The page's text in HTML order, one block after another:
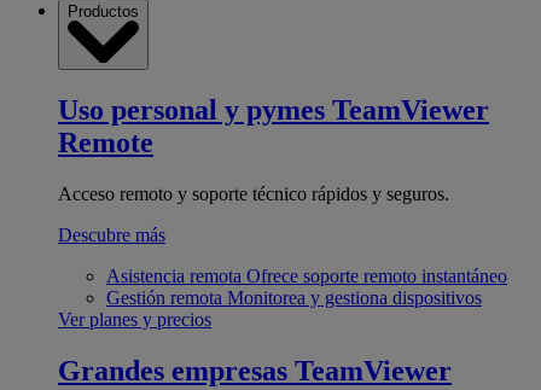
Productos
Uso personal y pymes TeamViewer
Remote
Acceso remoto y soporte técnico rápidos y seguros.
Descubre más
Asistencia remota Ofrece soporte remoto instantáneo
Gestión remota Monitorea y gestiona dispositivos
Ver planes y precios
Grandes empresas TeamViewer